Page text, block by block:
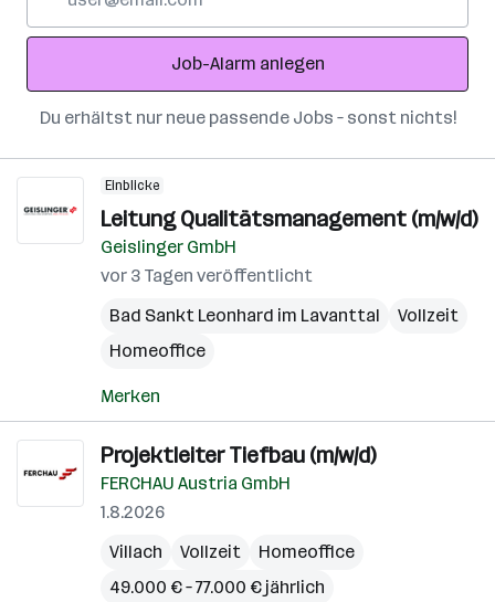
Adresse
Job-Alarm anlegen
Du erhältst nur neue passende Jobs – sonst nichts!
Einblicke
Leitung Qualitätsmanagement (m/w/d)
Geislinger GmbH
vor 3 Tagen veröffentlicht
Bad Sankt Leonhard im Lavanttal
Vollzeit
Homeoffice
Merken
Projektleiter Tiefbau (m/w/d)
FERCHAU Austria GmbH
1.8.2026
Villach
Vollzeit
Homeoffice
49.000 € – 77.000 € jährlich